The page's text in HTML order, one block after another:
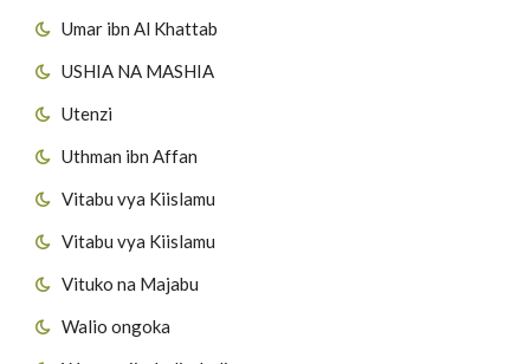
Umar ibn Al Khattab
USHIA NA MASHIA
Utenzi
Uthman ibn Affan
Vitabu vya Kiislamu
Vitabu vya Kiislamu
Vituko na Majabu
Walio ongoka